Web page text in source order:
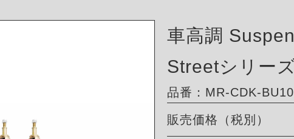
車高調
Streetシリー
品番：MR-CDK-
販売価格（税別）